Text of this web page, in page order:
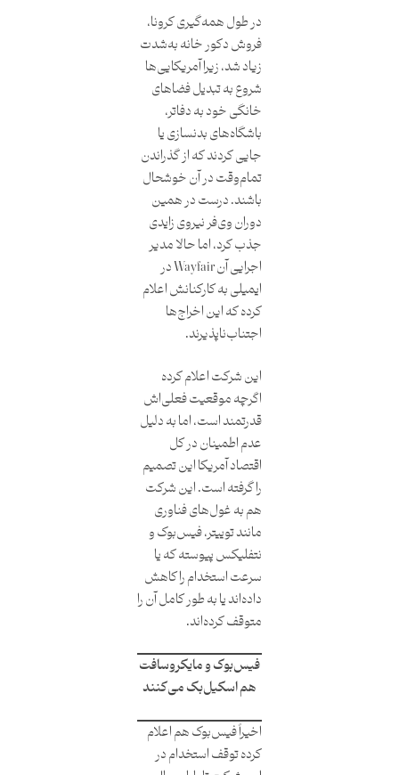
در طول همه‌گیری کرونا،
فروش دکور خانه به‌شدت
زیاد شد، زیرا آمریکایی‌ها
شروع به تبدیل فضاهای
خانگی خود به دفاتر،
باشگاه‌های بدنسازی یا
جایی کردند که از گذراندن
تمام‌وقت در آن خوشحال
باشند. درست در همین
دوران وی‌فر نیروی زایدی
جذب کرد، اما حالا مدیر
اجرایی آن Wayfair در
ایمیلی به کارکنانش اعلام
کرده که این اخراج‌ها
اجتناب‌ناپذیرند.
این شرکت اعلام کرده
اگرچه موقعیت فعلی‌اش
قدرتمند است، اما به دلیل
عدم اطمینان در کل
اقتصاد آمریکا این تصمیم
را گرفته است. این شرکت
هم به غول‌های فناوری
مانند توییتر، فیس‌بوک و
نتفلیکس پیوسته که یا
سرعت استخدام را کاهش
داده‌اند یا به طور کامل آن را
متوقف کرده‌اند.
فیس‌بوک و مایکروسافت
هم اسکیل‌بک می‌کنند
اخیراً فیس‌بوک هم اعلام
کرده توقف استخدام در